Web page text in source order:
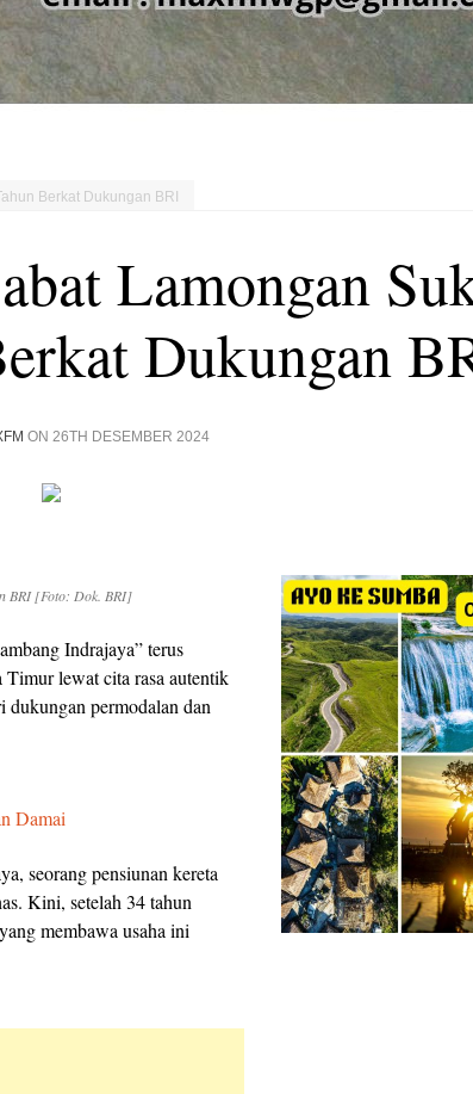
Berkat Dukungan BRI
Lamongan
Dukungan
ON 26TH DESEMBER 2024
BRI [Foto: Dok. BRI]
Indrajaya” terus
lewat cita rasa autentik
dukungan permodalan dan
Damai
seorang pensiunan kereta
Kini, setelah 34 tahun
membawa usaha ini